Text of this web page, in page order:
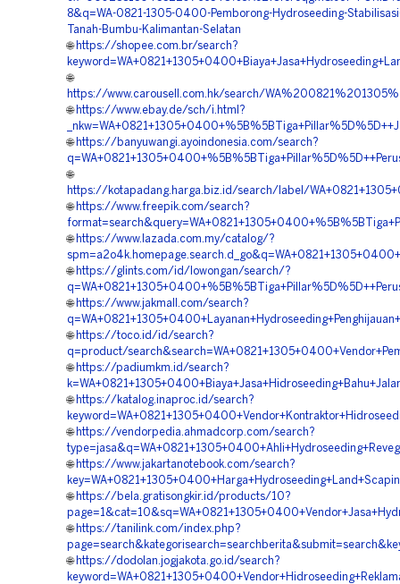
8&q=WA-0821-1305-0400-Pemborong-Hydroseeding-
Tanah-Bumbu-Kalimantan-Selatan
🌐 https://shopee.com.br/search?
🌐
https://www.carousell.com.hk/search/
🌐 https://www.ebay.de/sch/i.html?
🌐 https://banyuwangi.ayoindonesia.com/search?
🌐
https://kotapadang.harga.biz.id/search/label/
🌐 https://www.freepik.com/search?
🌐 https://www.lazada.com.my/catalog/?
🌐 https://glints.com/id/lowongan/search/?
🌐 https://www.jakmall.com/search?
🌐 https://toco.id/id/search?
q=product/
🌐 https://padiumkm.id/search?
🌐 https://katalog.inaproc.id/search?
🌐 https://vendorpedia.ahmadcorp.com/search?
🌐 https://www.jakartanotebook.com/search?
🌐 https://bela.gratisongkir.id/products/10?
🌐 https://tanilink.com/index.php?
🌐 https://dodolan.jogjakota.go.id/search?